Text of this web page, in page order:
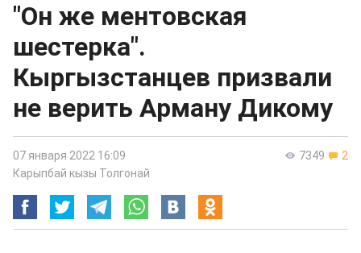
"Он же ментовская
шестерка".
Кыргызстанцев призвали
не верить Арману Дикому
7349 2
07 января 2022 16:09
Карыпбай кызы Толгонай